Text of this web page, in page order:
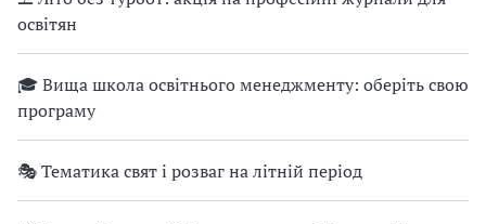
освітян
🎓 Вища школа освітнього менеджменту: оберіть свою
програму
🎭 Тематика свят і розваг на літній період